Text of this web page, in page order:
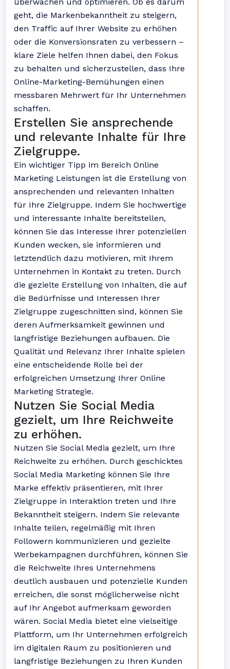
geht, die Markenbekanntheit zu steigern,
den Traffic auf Ihrer Website zu erhöhen
oder die Konversionsraten zu verbessern –
klare Ziele helfen Ihnen dabei, den Fokus
zu behalten und sicherzustellen, dass Ihre
Online-Marketing-Bemühungen einen
messbaren Mehrwert für Ihr Unternehmen
schaffen.
Erstellen Sie ansprechende
und relevante Inhalte für Ihre
Zielgruppe.
Ein wichtiger Tipp im Bereich Online
Marketing Leistungen ist die Erstellung von
ansprechenden und relevanten Inhalten
für Ihre Zielgruppe. Indem Sie hochwertige
und interessante Inhalte bereitstellen,
können Sie das Interesse Ihrer potenziellen
Kunden wecken, sie informieren und
letztendlich dazu motivieren, mit Ihrem
Unternehmen in Kontakt zu treten. Durch
die gezielte Erstellung von Inhalten, die auf
die Bedürfnisse und Interessen Ihrer
Zielgruppe zugeschnitten sind, können Sie
deren Aufmerksamkeit gewinnen und
langfristige Beziehungen aufbauen. Die
Qualität und Relevanz Ihrer Inhalte spielen
eine entscheidende Rolle bei der
erfolgreichen Umsetzung Ihrer Online
Marketing Strategie.
Nutzen Sie Social Media
gezielt, um Ihre Reichweite
zu erhöhen.
Nutzen Sie Social Media gezielt, um Ihre
Reichweite zu erhöhen. Durch geschicktes
Social Media Marketing können Sie Ihre
Marke effektiv präsentieren, mit Ihrer
Zielgruppe in Interaktion treten und Ihre
Bekanntheit steigern. Indem Sie relevante
Inhalte teilen, regelmäßig mit Ihren
Followern kommunizieren und gezielte
Werbekampagnen durchführen, können Sie
die Reichweite Ihres Unternehmens
deutlich ausbauen und potenzielle Kunden
erreichen, die sonst möglicherweise nicht
auf Ihr Angebot aufmerksam geworden
wären. Social Media bietet eine vielseitige
Plattform, um Ihr Unternehmen erfolgreich
im digitalen Raum zu positionieren und
langfristige Beziehungen zu Ihren Kunden